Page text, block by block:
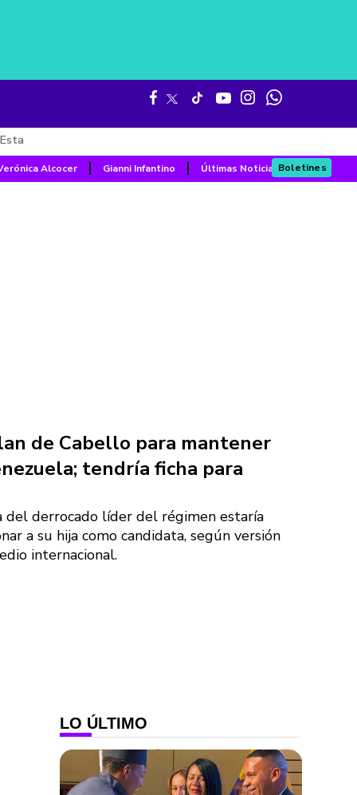
Alcocer Gianni Infantino Últimas NoticiasBoletines
de Cabello para mantener
tendría ficha para
del derrocado líder del régimen estaría
a su hija como candidata, según versión
internacional.
LO ÚLTIMO